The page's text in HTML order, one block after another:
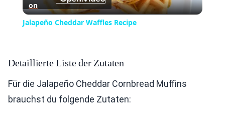
Video
on
Jalapeño Cheddar Waffles Recipe
Detaillierte Liste der Zutaten
Für die Jalapeño Cheddar Cornbread Muffins
brauchst du folgende Zutaten: